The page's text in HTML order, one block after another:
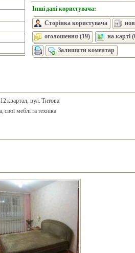
Інші дані користувача:
Сторінка користувача
оголошення (19)
на карті
Залишити коментар
квартал, вул. Титова
меблі та техніка